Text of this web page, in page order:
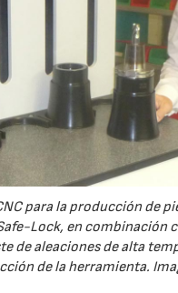
para la producción de
Lock, en combinación
de aleaciones de alta
de la herramienta.